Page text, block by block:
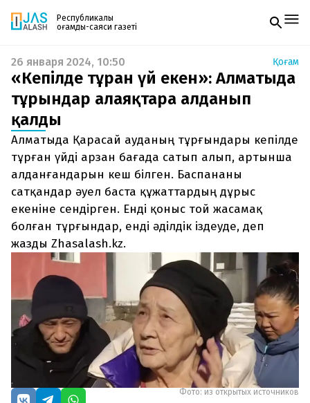
Республикалық
қоғамдық-саяси газеті
Жаңалықтар
Спорт
Live
Руханият
Аймақ
Архив
Заң және тәртіп
Редакциямен байланыс
+7 708 604 51 06
Жарнама бөлімі
+7 701 220 64 52
Пошта
zhasalash100@gmail.com
Газетке жазылу
PDF форматтағы газетті ай сайын электронды
поштаңызға алып отырыңыз. Жаңа нөмір
шыққан сәтте сізге бірден жіберіледі. Тек email
енгізіңіз, біз қалғанын өзіміз жібереміз.
26 января 2024, 10:50 Қоғам
«Кепілде тұрған үй екен»: Алматыда
тұрғындар алаяқтарға алданып
қалды
Алматыда Қарасай ауданың тұрғындары кепілде
тұрған үйді арзан бағада сатып алып, артынша
алданғандарын кеш білген. Баспананы
сатқандар әуел баста құжаттардың дұрыс
екеніне сендірген. Енді қоныс той жасамақ
болған тұрғындар, енді әділдік іздеуде, деп
жазды Zhasalash.kz.
Фото: из открытых источников